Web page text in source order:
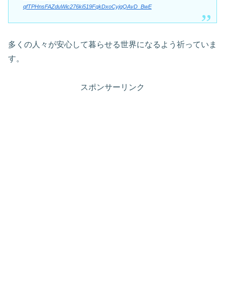
qfTPHnsFAZduWic276ki519FqkDxoCyjgQAvD_BwE
多くの人々が安心して暮らせる世界になるよう祈っていま
す。
スポンサーリンク